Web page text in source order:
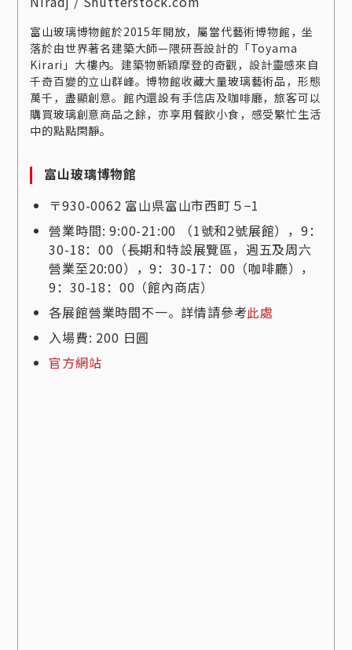
富山玻璃博物館於2015年開放，屬當代藝術博物館，坐
落於由世界著名建築大師—隈研吾設計的「Toyama
Kirari」大樓內。建築物新穎摩登的奇觀，設計靈感來自
千奇百變的立山群峰。博物館收藏大量玻璃藝術品，形態
萬千，盡顯創意。館內還設有手信店及咖啡廳，旅客可以
購買玻璃創意商品之餘，亦享用餐飲小食，感受繁忙生活
中的點點閑靜。
富山玻璃博物館
〒930-0062 富山県富山市西町５−1
營業時間: 9:00-21:00 （1號和2號展館），9：
30-18：00（長期和特設展覽區，週五及周六
營業至20:00），9：30-17：00（咖啡廳），
9：30-18：00（館內商店）
各展館營業時間不一。詳情請參考此處
入場費: 200 日圓
官方網站